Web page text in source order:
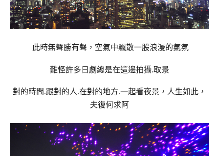
此時無聲勝有聲，空氣中飄散一股浪漫的氣氛
難怪許多日劇總是在這邊拍攝.取景
對的時間.跟對的人.在對的地方.一起看夜景，人生如此，
夫復何求阿